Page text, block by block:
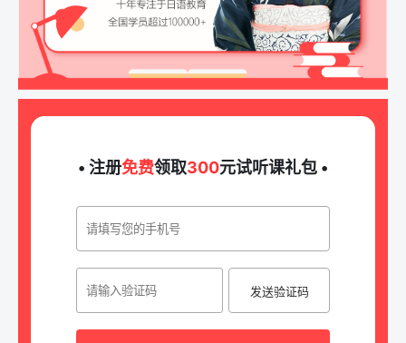
• 注册免费领取300元试听课礼包 •
发送验证码